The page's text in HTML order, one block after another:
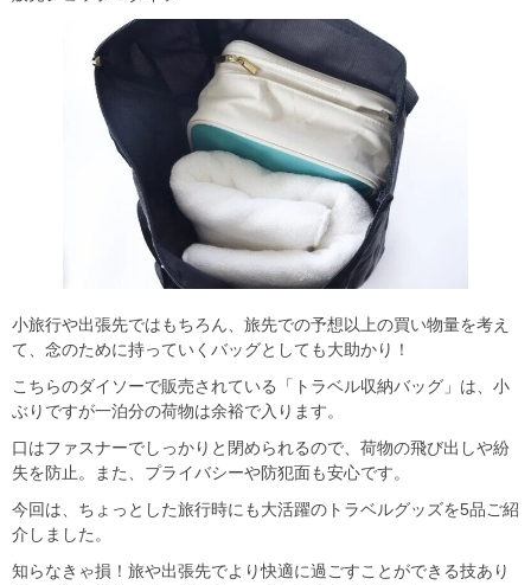
小旅行や出張先ではもちろん、旅先での予想以上の買い物量を考え
て、念のために持っていくバッグとしても大助かり！
こちらのダイソーで販売されている「トラベル収納バッグ」は、小
ぶりですが一泊分の荷物は余裕で入ります。
口はファスナーでしっかりと閉められるので、荷物の飛び出しや紛
失を防止。また、プライバシーや防犯面も安心です。
今回は、ちょっとした旅行時にも大活躍のトラベルグッズを5品ご紹
介しました。
知らなきゃ損！旅や出張先でより快適に過ごすことができる技あり